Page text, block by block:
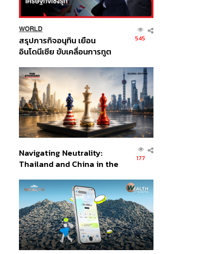
WORLD
สรุปภารกิจอนุทิน เยือน
อินโดนีเซีย ขับเคลื่อนการทูต
ส่วนยุทธศาสตร์ไทย –
อินโดนีเซีย
545
Navigating Neutrality:
Thailand and China in the
Order
177